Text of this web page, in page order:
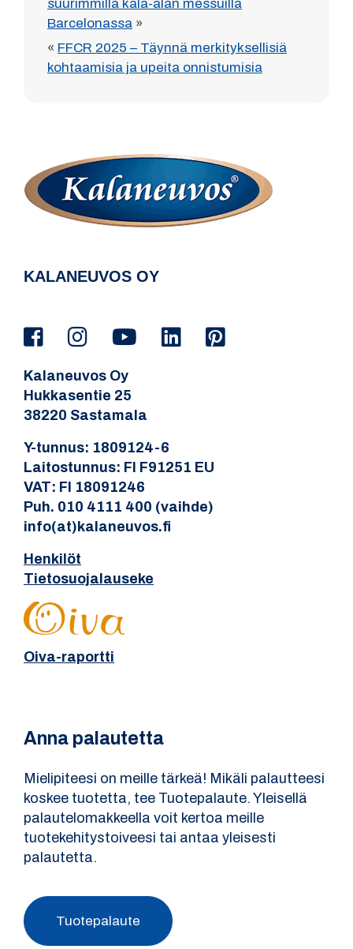
suurimmilla kala-alan messuilla
Barcelonassa »
« FFCR 2025 – Täynnä merkityksellisiä
kohtaamisia ja upeita onnistumisia
KALANEUVOS OY
Kalaneuvos Oy
Hukkasentie 25
38220 Sastamala
Y-tunnus: 1809124-6
Laitostunnus: FI F91251 EU
VAT: FI 18091246
Puh. 010 4111 400 (vaihde)
info(at)kalaneuvos.fi
Henkilöt
Tietosuojalauseke
Oiva-raportti
Anna palautetta
Mielipiteesi on meille tärkeä! Mikäli palautteesi
koskee tuotetta, tee Tuotepalaute. Yleisellä
palautelomakkeella voit kertoa meille
tuotekehitystoiveesi tai antaa yleisesti
palautetta.
Tuotepalaute